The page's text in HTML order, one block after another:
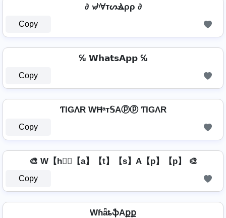
∂ 𝔀ʰⱯтᔕⳚρρ ∂
Copy
℆ 𝗪𝗵𝗮𝘁𝘀𝗔𝗽𝗽 ℆
Copy
ƬIGΛR WĦᵃт𝕊Aⓟⓟ ƬIGΛR
Copy
🎨 W【h】⃣【a】【t】【s】A【p】【p】 🎨
Copy
WɦǟȶֆAքք